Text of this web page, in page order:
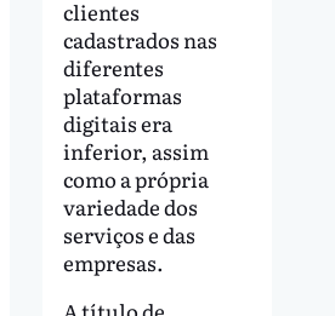
clientes
cadastrados nas
diferentes
plataformas
digitais era
inferior, assim
como a própria
variedade dos
serviços e das
empresas.